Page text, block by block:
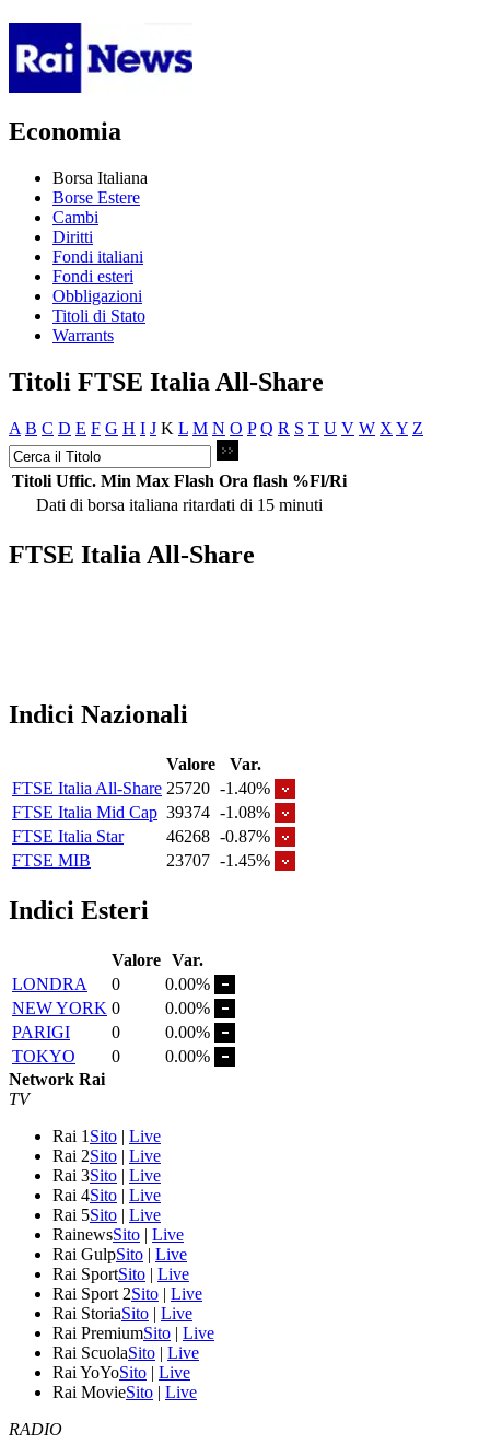
Economia
Borsa Italiana
Borse Estere
Cambi
Diritti
Fondi italiani
Fondi esteri
Obbligazioni
Titoli di Stato
Warrants
Titoli FTSE Italia All-Share
A B C D E F G H I J K L M N O P Q R S T U V W X Y Z
Titoli Uffic. Min Max Flash Ora flash %Fl/Ri
Dati di borsa italiana ritardati di 15 minuti
FTSE Italia All-Share
Indici Nazionali
Valore
Var.
FTSE Italia All-Share 25720 -1.40%
FTSE Italia Mid Cap 39374 -1.08%
FTSE Italia Star
46268 -0.87%
FTSE MIB
23707 -1.45%
Indici Esteri
Valore Var.
LONDRA
0
0.00%
NEW YORK 0
0.00%
PARIGI
0
0.00%
TOKYO
0
0.00%
Network Rai
TV
Rai 1 Sito | Live
Rai 2Sito | Live
Rai 3Sito | Live
Rai 4Sito | Live
Rai 5Sito | Live
RainewsSito | Live
Rai GulpSito | Live
Rai SportSito | Live
Rai Sport 2Sito | Live
Rai StoriaSito | Live
Rai PremiumSito | Live
Rai ScuolaSito | Live
Rai YoYoSito | Live
Rai MovieSito | Live
RADIO